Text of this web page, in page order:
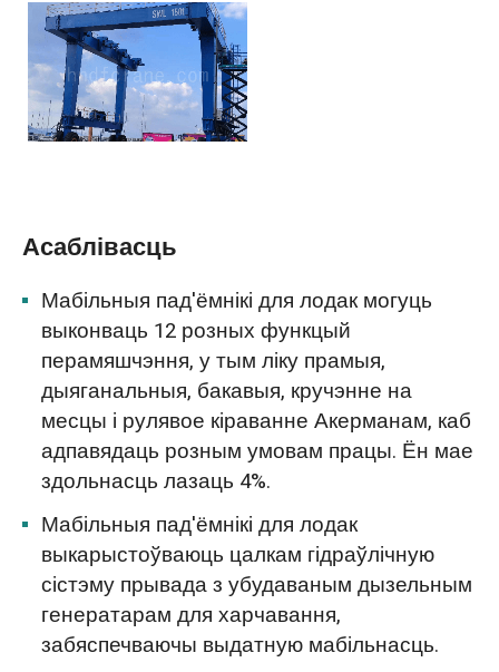
Асаблівасць
Мабільныя пад'ёмнікі для лодак могуць
выконваць 12 розных функцый
перамяшчэння, у тым ліку прамыя,
дыяганальныя, бакавыя, кручэнне на
месцы і рулявое кіраванне Акерманам, каб
адпавядаць розным умовам працы. Ён мае
здольнасць лазаць 4%.
Мабільныя пад'ёмнікі для лодак
выкарыстоўваюць цалкам гідраўлічную
сістэму прывада з убудаваным дызельным
генератарам для харчавання,
забяспечваючы выдатную мабільнасць.